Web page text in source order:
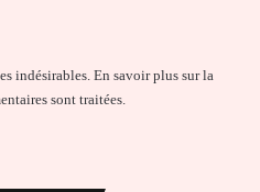
indésirables. En savoir plus sur la
sont traitées